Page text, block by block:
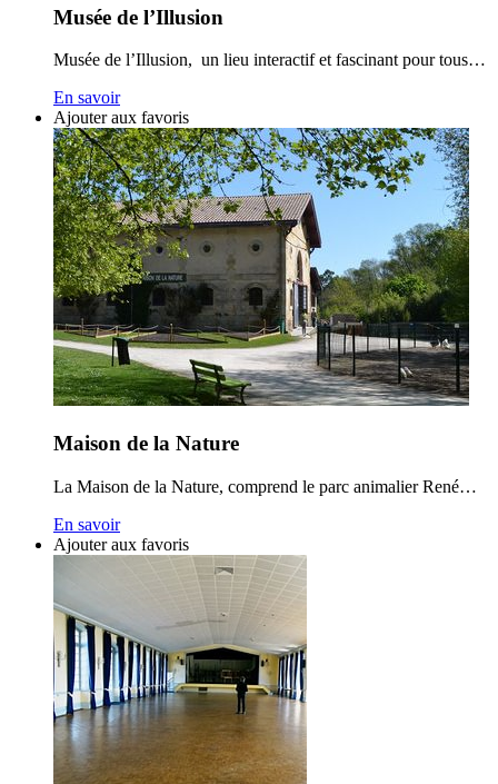
Musée de l’Illusion
Musée de l’Illusion, un lieu interactif et fascinant pour tous…
En savoir
Ajouter aux favoris
Maison de la Nature
La Maison de la Nature, comprend le parc animalier René…
En savoir
Ajouter aux favoris